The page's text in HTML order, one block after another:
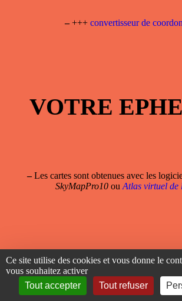
–+++ convertisseur de
VOTRE
–Les cartes sont obtenues avec les
SkyMapPro10ou Atlas virtuel de
Notes
Ce site utilise des cookies et vous donne le
vous souhaitez activer
Tout accepter
Tout refuser